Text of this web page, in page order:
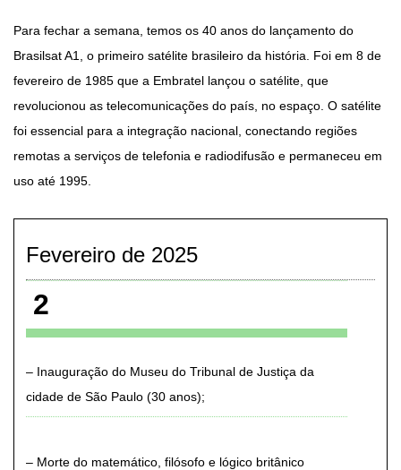
Para fechar a semana, temos os 40 anos do lançamento do
Brasilsat A1, o primeiro satélite brasileiro da história. Foi em 8 de
fevereiro de 1985 que a Embratel lançou o satélite, que
revolucionou as telecomunicações do país, no espaço. O satélite
foi essencial para a integração nacional, conectando regiões
remotas a serviços de telefonia e radiodifusão e permaneceu em
uso até 1995.
Fevereiro de 2025
2
Inauguração do Museu do Tribunal de Justiça da
cidade de São Paulo (30 anos)
Morte do matemático, filósofo e lógico britânico